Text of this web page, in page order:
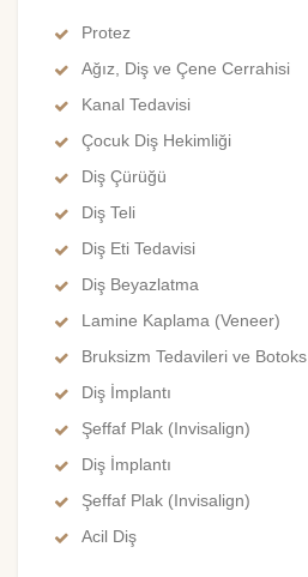
Protez
Ağız, Diş ve Çene Cerrahisi
Kanal Tedavisi
Çocuk Diş Hekimliği
Diş Çürüğü
Diş Teli
Diş Eti Tedavisi
Diş Beyazlatma
Lamine Kaplama (Veneer)
Bruksizm Tedavileri ve Botoks
Diş İmplantı
Şeffaf Plak (Invisalign)
Diş İmplantı
Şeffaf Plak (Invisalign)
Acil Diş